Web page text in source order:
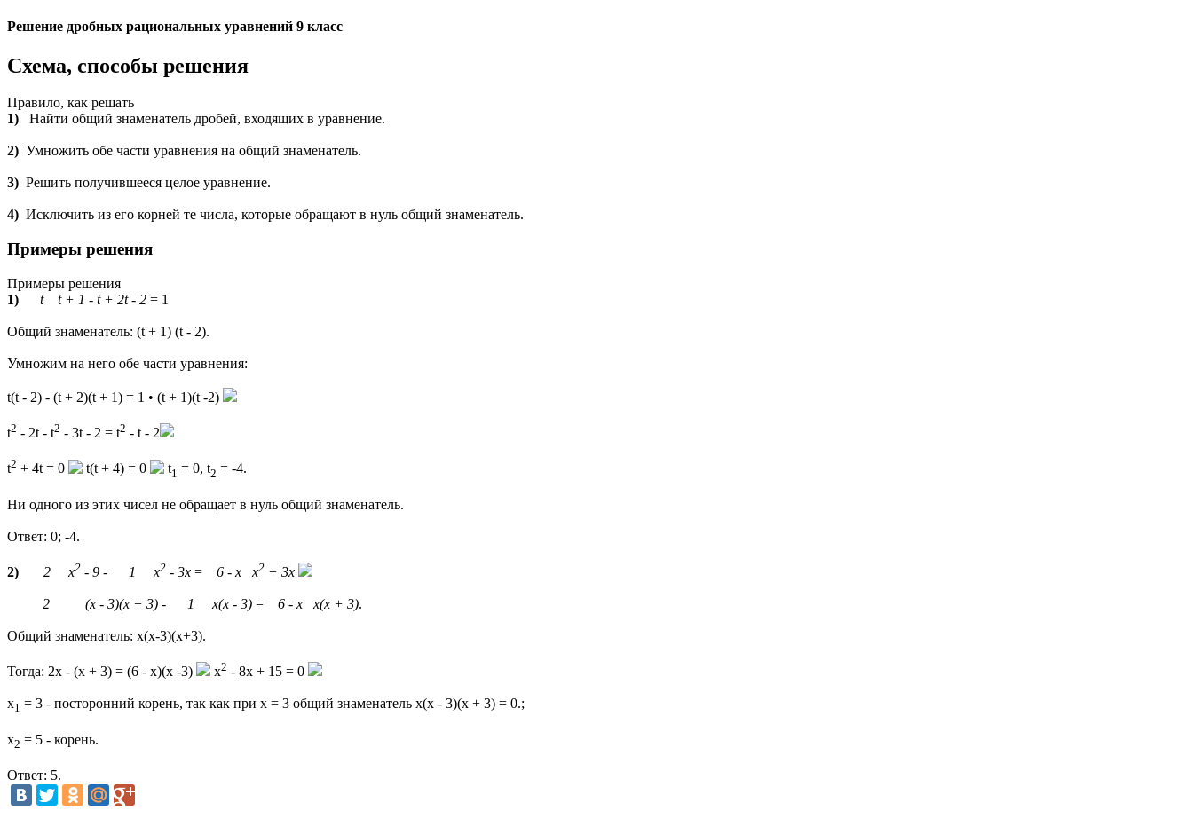
Решение дробных рациональных уравнений 9 класс
Схема, способы решения
Правило, как решать
1) Найти общий знаменатель дробей, входящих в уравнение.
2) Умножить обе части уравнения на общий знаменатель.
3) Решить получившееся целое уравнение.
4) Исключить из его корней те числа, которые обращают в нуль общий знаменатель.
Примеры решения
Примеры решения
1)
t t + 1 - t + 2t - 2 = 1
Общий знаменатель: (t + 1) (t - 2).
Умножим на него обе части уравнения:
t(t - 2) - (t + 2)(t + 1) = 1 • (t + 1)(t -2)
t2 - 2t - t2 - 3t - 2 = t2 - t - 2
t2 + 4t = 0 t(t + 4) = 0 t1 = 0, t2 = -4.
Ни одного из этих чисел не обращает в нуль общий знаменатель.
Ответ: 0; -4.
2) 2 x2 - 9 - 1 x2 - 3x = 6 - x x2 + 3x
2 (x - 3)(x + 3) - 1 x(x - 3) = 6 - x x(x + 3).
Общий знаменатель: x(x-3)(x+3).
Тогда: 2x - (x + 3) = (6 - x)(x -3) x2 - 8x + 15 = 0
x1 = 3 - посторонний корень, так как при x = 3 общий знаменатель x(x - 3)(x + 3) = 0.;
x2 = 5 - корень.
Ответ: 5.